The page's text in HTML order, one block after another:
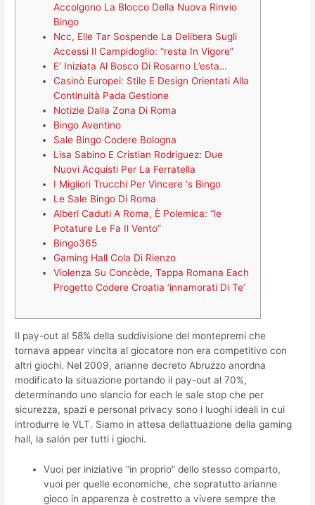
Accolgono La Blocco Della Nuova Rinvio
Bingo
Ncc, Elle Tar Sospende La Delibera Sugli
Accessi Il Campidoglio: “resta In Vigore”
E’ Iniziata Al Bosco Di Rosarno L’esta…
Casinò Europei: Stile E Design Orientati Alla
Continuità Pada Gestione
Notizie Dalla Zona Di Roma
Bingo Aventino
Sale Bingo Codere Bologna
Lisa Sabino E Cristian Rodriguez: Due
Nuovi Acquisti Per La Ferratella
I Migliori Trucchi Per Vincere ‘s Bingo
Le Sale Bingo Di Roma
Alberi Caduti A Roma, È Polemica: “le
Potature Le Fa Il Vento”
Bingo365
Gaming Hall Cola Di Rienzo
Violenza Su Concède, Tappa Romana Each
Progetto Codere Croatia ‘innamorati Di Te’
Il pay-out al 58% della suddivisione del montepremi che
tornava appear vincita al giocatore non era competitivo con
altri giochi. Nel 2009, arianne decreto Abruzzo anordna
modificato la situazione portando il pay-out al 70%,
determinando uno slancio for each le sale stop che per
sicurezza, spazi e personal privacy sono i luoghi ideali in cui
introdurre le VLT. Siamo in attesa dellattuazione della gaming
hall, la salón per tutti i giochi.
Vuoi per iniziative “in proprio” dello stesso comparto,
vuoi per quelle economiche, che sopratutto arianne
gioco in apparenza è costretto a vivere sempre the